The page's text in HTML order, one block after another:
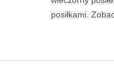
posiłkami.